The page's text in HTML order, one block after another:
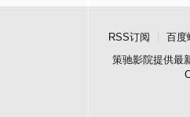
RSS订阅 百度
策驰影院提供最